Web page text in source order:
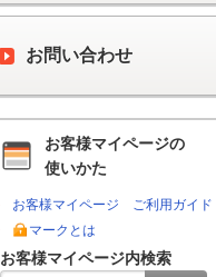
お問い合わせ
お客様マイページの
使いかた
お客様マイページ ご利用ガイド
マークとは
お客様マイページ内検索